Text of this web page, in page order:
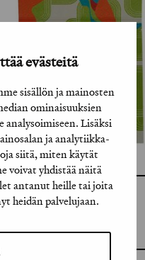
evästeitä
sisällön ja mainosten
ominaisuuksien
analysoimiseen. Lisäksi
ja analytiikka-
siitä, miten käytät
voivat yhdistää näitä
antanut heille tai joita
heidän palvelujaan.
GRAFIA RY
GRAFIA(AT)GRAFIA.FI